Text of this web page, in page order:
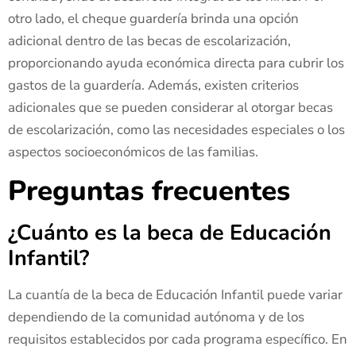
otro lado, el cheque guardería brinda una opción
adicional dentro de las becas de escolarización,
proporcionando ayuda económica directa para cubrir los
gastos de la guardería. Además, existen criterios
adicionales que se pueden considerar al otorgar becas
de escolarización, como las necesidades especiales o los
aspectos socioeconómicos de las familias.
Preguntas frecuentes
¿Cuánto es la beca de Educación
Infantil?
La cuantía de la beca de Educación Infantil puede variar
dependiendo de la comunidad autónoma y de los
requisitos establecidos por cada programa específico. En